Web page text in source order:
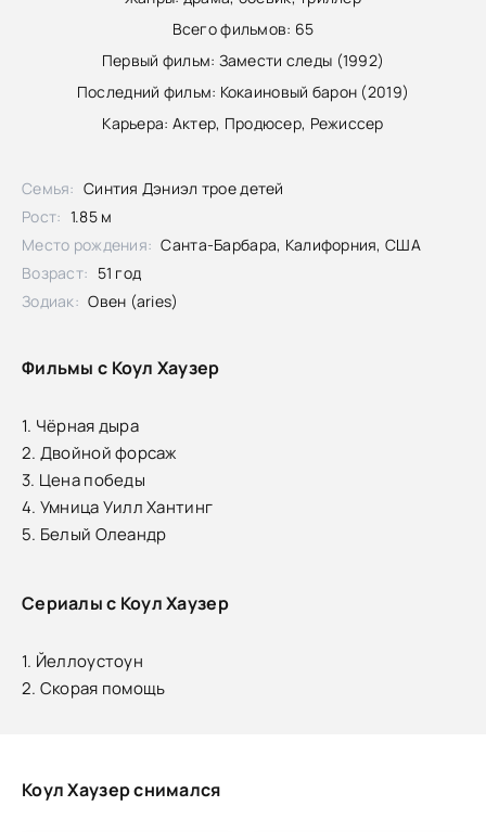
Всего фильмов: 65
Первый фильм: Замести следы (1992)
Последний фильм: Кокаиновый барон (2019)
Карьера: Актер, Продюсер, Режиссер
Семья: Синтия Дэниэл трое детей
Рост: 1.85 м
Место рождения: Санта-Барбара, Калифорния, США
Возраст: 51 год
Зодиак: Овен (aries)
Фильмы с Коул Хаузер
1. Чёрная дыра
2. Двойной форсаж
3. Цена победы
4. Умница Уилл Хантинг
5. Белый Олеандр
Сериалы с Коул Хаузер
1. Йеллоустоун
2. Скорая помощь
Коул Хаузер снимался